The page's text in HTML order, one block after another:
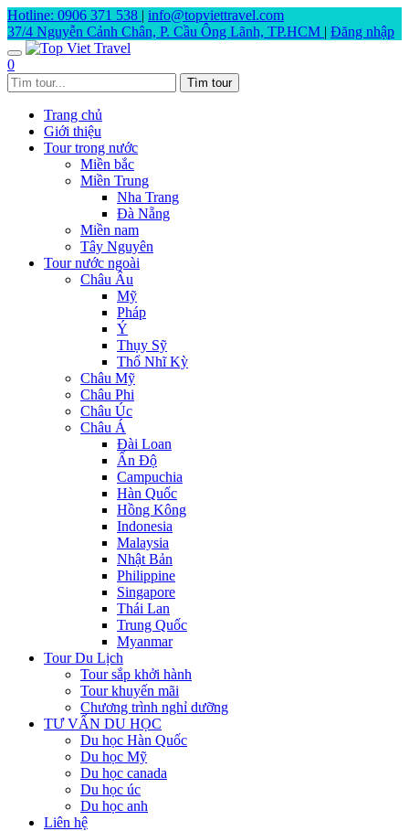
Hotline: 0906 371 538 | info@topviettravel.com
37/4 Nguyễn Cảnh Chân, P. Cầu Ông Lãnh, TP.HCM | Đăng nhập
0
Trang chủ
Giới thiệu
Tour trong nước
Miền bắc
Miền Trung
Nha Trang
Đà Nẵng
Miền nam
Tây Nguyên
Tour nước ngoài
Châu Âu
Mỹ
Pháp
Ý
Thụy Sỹ
Thổ Nhĩ Kỳ
Châu Mỹ
Châu Phi
Châu Úc
Châu Á
Đài Loan
Ấn Độ
Campuchia
Hàn Quốc
Hồng Kông
Indonesia
Malaysia
Nhật Bản
Philippine
Singapore
Thái Lan
Trung Quốc
Myanmar
Tour Du Lịch
Tour sắp khởi hành
Tour khuyến mãi
Chương trình nghỉ dưỡng
TƯ VẤN DU HỌC
Du học Hàn Quốc
Du học Mỹ
Du học canada
Du học úc
Du học anh
Liên hệ